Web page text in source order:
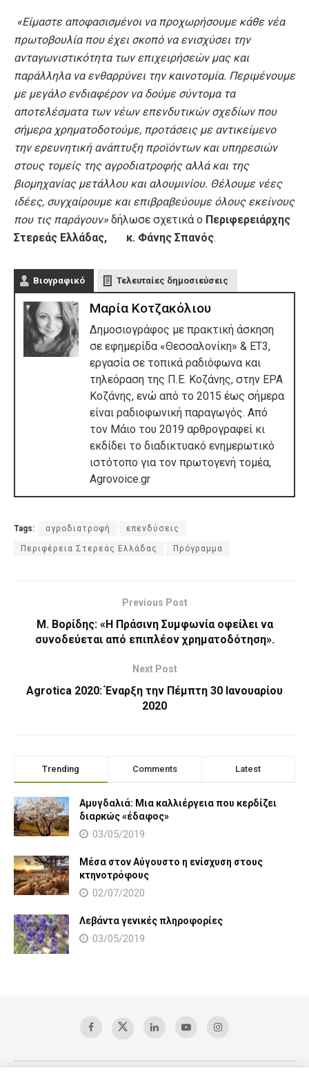
«Είμαστε αποφασισμένοι να προχωρήσουμε κάθε νέα
πρωτοβουλία που έχει σκοπό να ενισχύσει την
ανταγωνιστικότητα των επιχειρήσεών μας και
παράλληλα να ενθαρρύνει την καινοτομία. Περιμένουμε
με μεγάλο ενδιαφέρον να δούμε σύντομα τα
αποτελέσματα των νέων επενδυτικών σχεδίων που
σήμερα χρηματοδοτούμε, προτάσεις με αντικείμενο
την ερευνητική ανάπτυξη προϊόντων και υπηρεσιών
στους τομείς της αγροδιατροφής αλλά και της
βιομηχανίας μετάλλου και αλουμινίου. Θέλουμε νέες
ιδέες, συγχαίρουμε και επιβραβεύουμε όλους εκείνους
που τις παράγουν» δήλωσε σχετικά ο Περιφερειάρχης
Στερεάς Ελλάδας, κ. Φάνης Σπανός.
Βιογραφικό Τελευταίες δημοσιεύσεις
Μαρία Κοτζακόλιου
Δημοσιογράφος με πρακτική άσκηση
σε εφημερίδα «Θεσσαλονίκη» & ΕΤ3,
εργασία σε τοπικά ραδιόφωνα και
τηλεόραση της Π.Ε. Κοζάνης, στην ΕΡΑ
Κοζάνης, ενώ από το 2015 έως σήμερα
είναι ραδιοφωνική παραγωγός. Από
τον Μάιο του 2019 αρθρογραφεί κι
εκδίδει το διαδικτυακό ενημερωτικό
ιστότοπο για τον πρωτογενή τομέα,
Agrovoice.gr
Tags: αγροδιατροφή επενδύσεις
Περιφέρεια Στερεάς Ελλάδας Πρόγραμμα
Previous Post
Μ. Βορίδης: «Η Πράσινη Συμφωνία οφείλει να
συνοδεύεται από επιπλέον χρηματοδότηση».
Next Post
Agrotica 2020: Έναρξη την Πέμπτη 30 Ιανουαρίου
2020
Trending Comments Latest
Αμυγδαλιά: Μια καλλιέργεια που κερδίζει
διαρκώς «έδαφος»
03/05/2019
Μέσα στον Αύγουστο η ενίσχυση στους
κτηνοτρόφους
02/07/2020
Λεβάντα γενικές πληροφορίες
03/05/2019